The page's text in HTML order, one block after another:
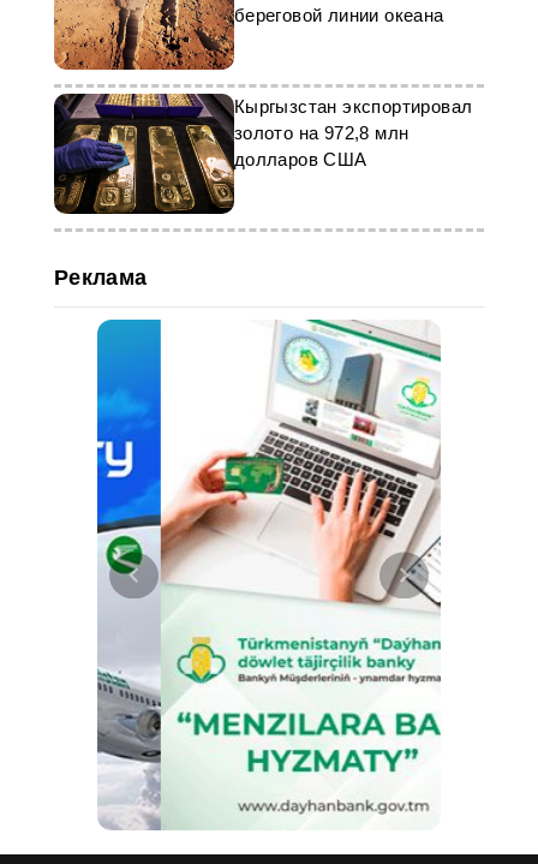
береговой линии океана
Кыргызстан экспортировал
золото на 972,8 млн
долларов США
Реклама